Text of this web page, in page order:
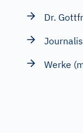
Dr.
Werke